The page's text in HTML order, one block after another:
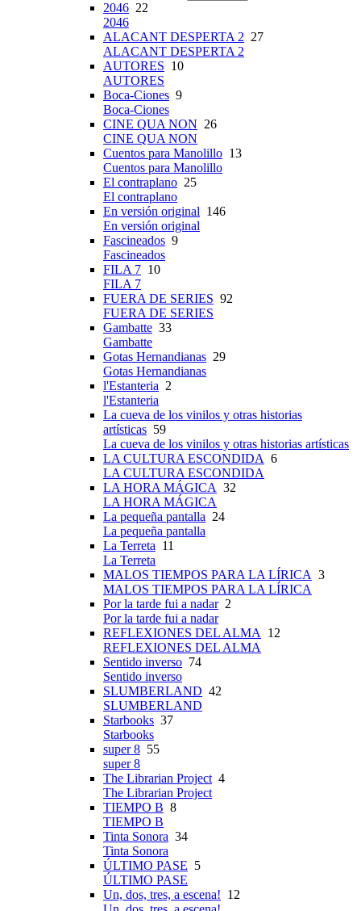
2046 22
2046
ALACANT DESPERTA 2 27
ALACANT DESPERTA 2
AUTORES 10
AUTORES
Boca-Ciones 9
Boca-Ciones
CINE QUA NON 26
CINE QUA NON
Cuentos para Manolillo 13
Cuentos para Manolillo
El contraplano 25
El contraplano
En versión original 146
En versión original
Fascineados 9
Fascineados
FILA 7 10
FILA 7
FUERA DE SERIES 92
FUERA DE SERIES
Gambatte 33
Gambatte
Gotas Hernandianas 29
Gotas Hernandianas
l'Estanteria 2
l'Estanteria
La cueva de los vinilos y otras historias
artísticas 59
La cueva de los vinilos y otras historias artísticas
LA CULTURA ESCONDIDA 6
LA CULTURA ESCONDIDA
LA HORA MÁGICA 32
LA HORA MÁGICA
La pequeña pantalla 24
La pequeña pantalla
La Terreta 11
La Terreta
MALOS TIEMPOS PARA LA LÍRICA 3
MALOS TIEMPOS PARA LA LÍRICA
Por la tarde fui a nadar2
Por la tarde fui a nadar
REFLEXIONES DEL ALMA
12
REFLEXIONES DEL ALMA
Sentido inverso 74
Sentido inverso
SLUMBERLAND 42
SLUMBERLAND
Starbooks 37
Starbooks
super 8 55
super 8
The Librarian Project 4
The Librarian Project
TIEMPO B 8
TIEMPO B
Tinta Sonora 34
Tinta Sonora
ÚLTIMO PASE 5
ÚLTIMO PASE
Un, dos, tres, a escena! 12